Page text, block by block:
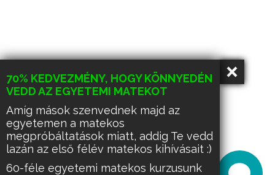
70% KEDVEZMÉNY, HOGY KÖNNYEDÉN
VEDD AZ EGYETEMI MATEKOT
Amíg mások szenvednek majd az
egyetemen a matekos
megpróbáltatások miatt, addig Te vedd
lazán az első félév matekos kihívásait :)
60-féle egyetemi matekos kurzusunk